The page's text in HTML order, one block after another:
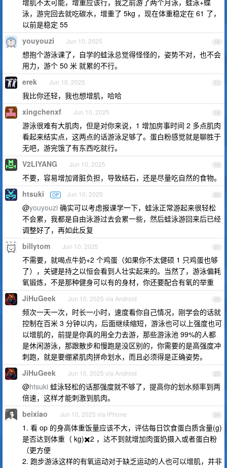
增肌不太可能，增重应该行，我之前游了两个月泳，蛙泳+蝶
泳，游完回去就吃碳水，增重了 5kg ，现在体重稳定在 61 了，
以前是稳定 55
16
youyouzi Jun 10, 2025
想抱个游泳课了，自学的蛙泳总觉得怪怪的，姿势不对，也不会
用力，游个 50 米 就累的不行。
17
erek Jun 10, 2025
我比你还轻，我也想增肌，哈哈
18
xingchenxf Jun 10, 2025
游泳很难有大肌肉，但是对你来说，1 增加房事时间 2 多点肌肉
看起来结实点，这两点的话游泳足够了。蛋白粉感觉就是聊胜于
无吧，游完饿了有东西吃就行。
19
V2LIYANG Jun 10, 2025
不要，容易增加肾脏负担，导致结石，还是尽量吃自然的食物。
20
htsuki OP Jun 10, 2025
@youyouzi 确实可以考虑报课学一下，蛙泳正常游起来很轻松
不会累，我都是自由泳游过去会累一些，然后蛙泳游回来后已经
调整好了，再如此反复
21
billytom Jun 10, 2025
不需要，就喝点牛奶+2 个鸡蛋（如果你不太健硕 1 只鸡蛋也够
了），关键是持之以恒会看到人壮实起来的。当然了，游泳偏耗
氧锻炼，不是那种健身可以有的身材，你还要配合有氧的举重
22
JiHuGeek Jun 10, 2025 via Android
频次一天一次，时长一小时，速度看你自己情况，刚学会的话就
控制在百米 3 分钟以内，后面继续缩短，游泳也可以上强度也可
以增肌的，前提是你真的用全力去游，那些游泳池 99%的人都
是休闲游泳，那跟散步和慢跑是没区别的，你需要的是高强度冲
刺跑，就是要绷紧肌肉拼命划水，而且必须得是正确姿势。
23
JiHuGeek Jun 10, 2025 via Android
@htsuki 蛙泳轻松的话那强度就不够了，提高你的划水频率到两
倍速，这样才能刺激到肌肉。
24
beixiao Jun 10, 2025 via iPhone
1. 看 op 的身高体重饭量应该不大，评估每日饮食蛋白质含量(g)
是否达到体重（ kg)✖️2 ，达不到就增加肉蛋奶摄入或者蛋白粉
（更方便
2. 跑步游泳这样的有氧运动对于缺乏运动的人也可以增肌，并非